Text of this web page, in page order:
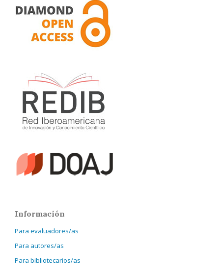
Información
Para evaluadores/as
Para autores/as
Para bibliotecarios/as